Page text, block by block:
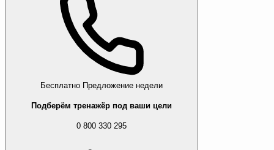
Бесплатно Предложение недели
Подберём тренажёр под ваши цели
0 800 330 295